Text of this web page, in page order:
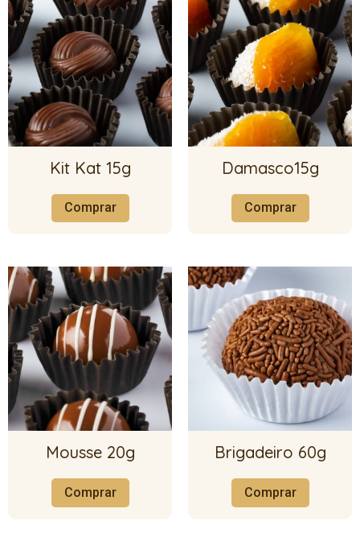
Kit Kat 15g
Comprar
Damasco15g
Comprar
Mousse 20g
Comprar
Brigadeiro 60g
Comprar